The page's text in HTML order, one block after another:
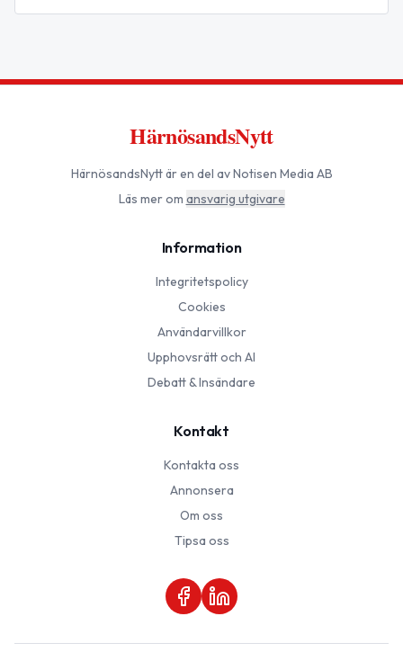
HärnösandsNytt
HärnösandsNyttär en del av Notisen Media AB
Läs mer om ansvarig utgivare
Information
Integritetspolicy
Cookies
Användarvillkor
Upphovsrätt och AI
Debatt & Insändare
Kontakt
Kontakta oss
Annonsera
Om oss
Tipsa oss